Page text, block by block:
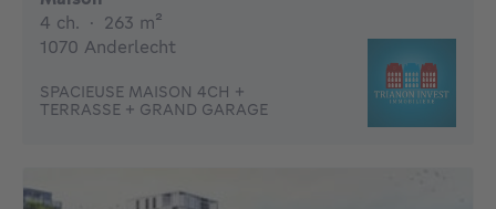
4 ch. 4 chambres
· 263 m²
1070 Anderlecht
SPACIEUSE MAISON 4CH +
TERRASSE + GRAND GARAGE